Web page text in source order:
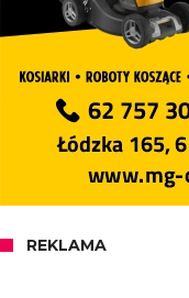
REKLAMA